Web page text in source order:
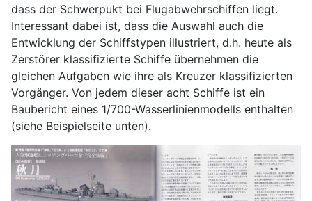
dass der Schwerpukt bei Flugabwehrschiffen liegt.
Interessant dabei ist, dass die Auswahl auch die
Entwicklung der Schiffstypen illustriert, d.h. heute als
Zerstörer klassifizierte Schiffe übernehmen die
gleichen Aufgaben wie ihre als Kreuzer klassifizierten
Vorgänger. Von jedem dieser acht Schiffe ist ein
Baubericht eines 1/700-Wasserlinienmodells enthalten
(siehe Beispielseite unten).